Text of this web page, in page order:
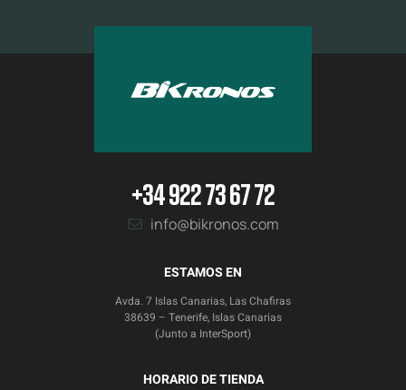
+34 922 73 67 72
info@bikronos.com
ESTAMOS EN
Avda. 7 Islas Canarias, Las Chafiras
38639 – Tenerife, Islas Canarias
(Junto a InterSport)
HORARIO DE TIENDA